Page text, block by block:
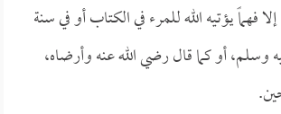
فهماً يؤتيه الله للمرء في الكتاب أو في سنة
وسلم، أو كما قال رضي الله عنه وأرضاه،